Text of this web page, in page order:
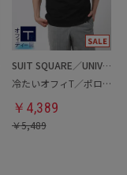
SUIT SQUARE／UNIVERSAL LANGUAGE
冷たいオフィT／ポロシャツ
￥ 4,389
￥5,489